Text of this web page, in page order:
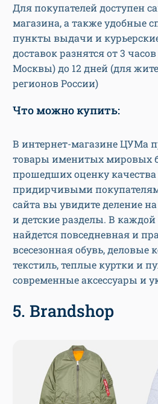
Для покупателей доступен
магазина, а также удобные
пункты выдачи и
доставок разнятся от 3
Москвы) до 12 дней (для
регионов России)
Что можно купить:
В интернет-магазине ЦУМа
товары именитых мировых
прошедших оценку
придирчивыми
сайта вы увидите деление
и детские разделы. В каждой
найдется повседневная и
всесезонная обувь,
текстиль, теплые куртки и
современные аксессуары и
5. Brandshop